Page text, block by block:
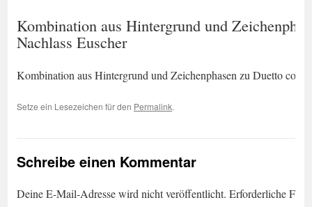
Kombination aus Hintergrund und
Nachlass Euscher
Kombination aus Hintergrund und Zeichenphasen zu Duetto con
Setze ein Lesezeichen für den Permalink.
Schreibe einen Kommentar
Deine E-Mail-Adresse wird nicht veröffentlicht. Erforderliche